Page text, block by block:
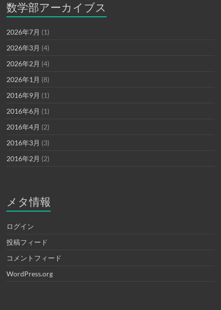
数学部アーカイブス
2026年7月 (1)
2026年3月 (4)
2026年2月 (4)
2026年1月 (8)
2016年9月 (1)
2016年6月 (1)
2016年4月 (2)
2016年3月 (3)
2016年2月 (2)
メタ情報
ログイン
投稿フィード
コメントフィード
WordPress.org